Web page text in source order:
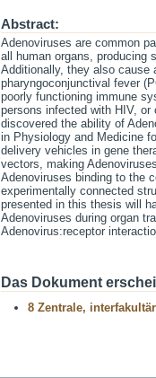
Abstract:
Adenoviruses are common
all human organs, producing
Additionally, they also
pharyngoconjunctival fever
poorly functioning immune
persons infected with HIV, or
discovered the ability of
in Physiology and Medicine
delivery vehicles in gene
vectors, making
Adenoviruses binding to the
experimentally connected
presented in this thesis will
Adenoviruses during organ
Adenovirus:receptor
Das Dokument
8 Zentrale,